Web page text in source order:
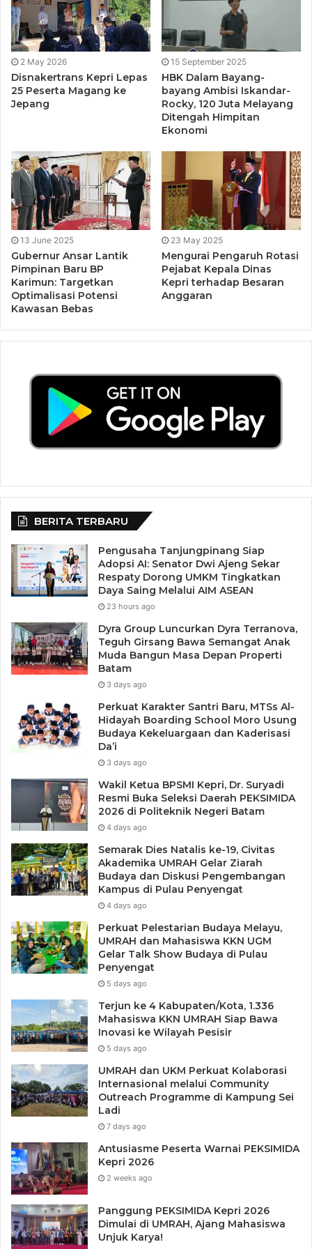
adalah seseorang yang bisa menjadi teladan yang dapat
dipercaya baik bagi peserta didik, masyarakat maupun
lingkungan.
“Tidak ada anak yang bodoh, semua anak sama pintar.
Namun yang membedakan hanyalah, sebagian dari mereka
tidak memiliki kesempatan belajar dengan guru yang baik
dan metode yang benar,” ujarnya (Sumber : Humas
Karimun)
Tags Aunur Rafiq Bupati Karimun
2 May 2026
Disnakertrans Kepri Lepas
25 Peserta Magang ke
Jepang
15 September 2025
HBK Dalam Bayang-
bayang Ambisi Iskandar-
Rocky, 120 Juta Melayang
Ditengah Himpitan
Ekonomi
13 June 2025
Gubernur Ansar Lantik
Pimpinan Baru BP
Karimun: Targetkan
Optimalisasi Potensi
Kawasan Bebas
23 May 2025
Mengurai Pengaruh Rotasi
Pejabat Kepala Dinas
Kepri terhadap Besaran
Anggaran
BERITA TERBARU
Pengusaha Tanjungpinang Siap
Adopsi AI: Senator Dwi Ajeng Sekar
Respaty Dorong UMKM Tingkatkan
Daya Saing Melalui AIM ASEAN
23 hours ago
Dyra Group Luncurkan Dyra Terranova,
Teguh Girsang Bawa Semangat Anak
Muda Bangun Masa Depan Properti
Batam
3 days ago
Perkuat Karakter Santri Baru, MTSs Al-
Hidayah Boarding School Moro Usung
Budaya Kekeluargaan dan Kaderisasi
Da’i
3 days ago
Wakil Ketua BPSMI Kepri, Dr. Suryadi
Resmi Buka Seleksi Daerah PEKSIMIDA
2026 di Politeknik Negeri Batam
4 days ago
Semarak Dies Natalis ke-19, Civitas
Akademika UMRAH Gelar Ziarah
Budaya dan Diskusi Pengembangan
Kampus di Pulau Penyengat
4 days ago
Perkuat Pelestarian Budaya Melayu,
UMRAH dan Mahasiswa KKN UGM
Gelar Talk Show Budaya di Pulau
Penyengat
5 days ago
Terjun ke 4 Kabupaten/Kota, 1.336
Mahasiswa KKN UMRAH Siap Bawa
Inovasi ke Wilayah Pesisir
5 days ago
UMRAH dan UKM Perkuat Kolaborasi
Internasional melalui Community
Outreach Programme di Kampung Sei
Ladi
7 days ago
Antusiasme Peserta Warnai PEKSIMIDA
Kepri 2026
2 weeks ago
Panggung PEKSIMIDA Kepri 2026
Dimulai di UMRAH, Ajang Mahasiswa
Unjuk Karya!